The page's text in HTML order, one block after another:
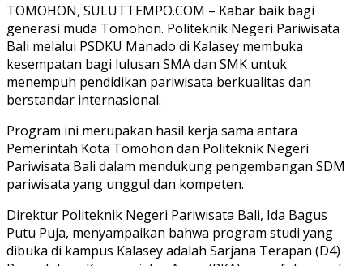
TOMOHON, SULUTTEMPO.COM – Kabar baik bagi
generasi muda Tomohon. Politeknik Negeri Pariwisata
Bali melalui PSDKU Manado di Kalasey membuka
kesempatan bagi lulusan SMA dan SMK untuk
menempuh pendidikan pariwisata berkualitas dan
berstandar internasional.
Program ini merupakan hasil kerja sama antara
Pemerintah Kota Tomohon dan Politeknik Negeri
Pariwisata Bali dalam mendukung pengembangan SDM
pariwisata yang unggul dan kompeten.
Direktur Politeknik Negeri Pariwisata Bali, Ida Bagus
Putu Puja, menyampaikan bahwa program studi yang
dibuka di kampus Kalasey adalah Sarjana Terapan (D4)